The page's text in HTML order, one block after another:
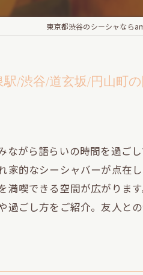
東京都渋谷のシーシャなら
/渋谷/道玄坂/円山町
ながら語らいの時間を過ご
家的なシーシャバーが点在
満喫できる空間が広がりま
過ごし方をご紹介。友人と